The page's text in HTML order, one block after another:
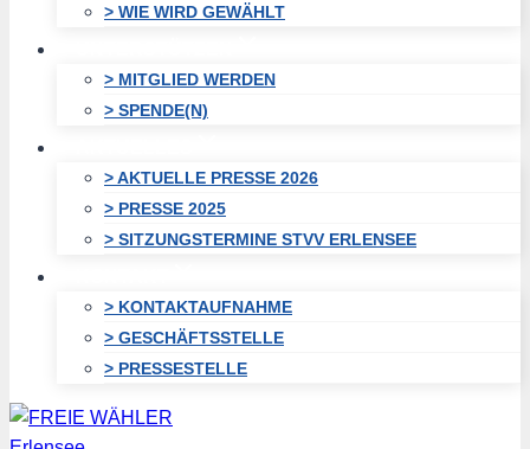
> WIE WIRD GEWÄHLT
> MITGLIED WERDEN
> SPENDE(N)
> AKTUELLE PRESSE 2026
> PRESSE 2025
> SITZUNGSTERMINE STVV ERLENSEE
> KONTAKTAUFNAHME
> GESCHÄFTSSTELLE
> PRESSESTELLE